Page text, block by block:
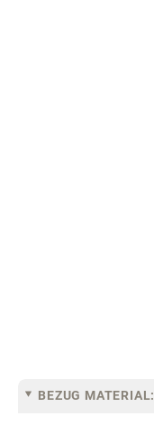
BEZUG MATERIAL: